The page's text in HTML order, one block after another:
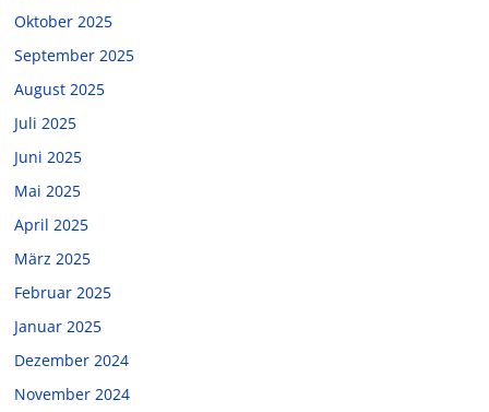
Oktober 2025
September 2025
August 2025
Juli 2025
Juni 2025
Mai 2025
April 2025
März 2025
Februar 2025
Januar 2025
Dezember 2024
November 2024